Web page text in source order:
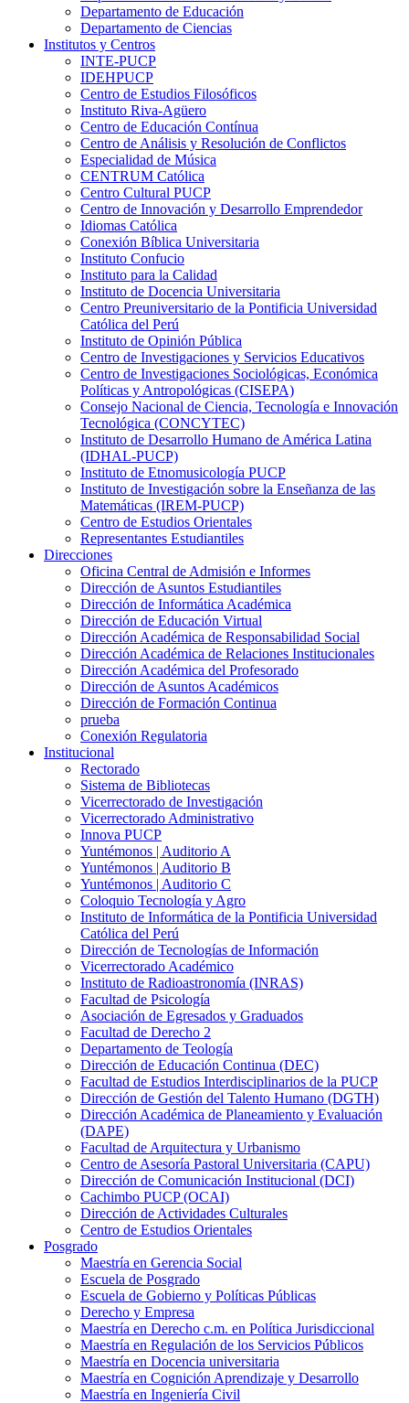
Departamento de Educación
Departamento de Ciencias
Institutos y Centros
INTE-PUCP
IDEHPUCP
Centro de Estudios Filosóficos
Instituto Riva-Agüero
Centro de Educación Contínua
Centro de Análisis y Resolución de Conflictos
Especialidad de Música
CENTRUM Católica
Centro Cultural PUCP
Centro de Innovación y Desarrollo Emprendedor
Idiomas Católica
Conexión Bíblica Universitaria
Instituto Confucio
Instituto para la Calidad
Instituto de Docencia Universitaria
Centro Preuniversitario de la Pontificia Universidad
Católica del Perú
Instituto de Opinión Pública
Centro de Investigaciones y Servicios Educativos
Centro de Investigaciones Sociológicas, Económica
Políticas y Antropológicas (CISEPA)
Consejo Nacional de Ciencia, Tecnología e Innovación
Tecnológica (CONCYTEC)
Instituto de Desarrollo Humano de América Latina
(IDHAL-PUCP)
Instituto de Etnomusicología PUCP
Instituto de Investigación sobre la Enseñanza de las
Matemáticas (IREM-PUCP)
Centro de Estudios Orientales
Representantes Estudiantiles
Direcciones
Oficina Central de Admisión e Informes
Dirección de Asuntos Estudiantiles
Dirección de Informática Académica
Dirección de Educación Virtual
Dirección Académica de Responsabilidad Social
Dirección Académica de Relaciones Institucionales
Dirección Académica del Profesorado
Dirección de Asuntos Académicos
Dirección de Formación Continua
prueba
Conexión Regulatoria
Institucional
Rectorado
Sistema de Bibliotecas
Vicerrectorado de Investigación
Vicerrectorado Administrativo
Innova PUCP
Yuntémonos | Auditorio A
Yuntémonos | Auditorio B
Yuntémonos | Auditorio C
Coloquio Tecnología y Agro
Instituto de Informática de la Pontificia Universidad
Católica del Perú
Dirección de Tecnologías de Información
Vicerrectorado Académico
Instituto de Radioastronomía (INRAS)
Facultad de Psicología
Asociación de Egresados y Graduados
Facultad de Derecho 2
Departamento de Teología
Dirección de Educación Continua (DEC)
Facultad de Estudios Interdisciplinarios de la PUCP
Dirección de Gestión del Talento Humano (DGTH)
Dirección Académica de Planeamiento y Evaluación
(DAPE)
Facultad de Arquitectura y Urbanismo
Centro de Asesoría Pastoral Universitaria (CAPU)
Dirección de Comunicación Institucional (DCI)
Cachimbo PUCP (OCAI)
Dirección de Actividades Culturales
Centro de Estudios Orientales
Posgrado
Maestría en Gerencia Social
Escuela de Posgrado
Escuela de Gobierno y Políticas Públicas
Derecho y Empresa
Maestría en Derecho c.m. en Política Jurisdiccional
Maestría en Regulación de los Servicios Públicos
Maestría en Docencia universitaria
Maestría en Cognición Aprendizaje y Desarrollo
Maestría en Ingeniería Civil